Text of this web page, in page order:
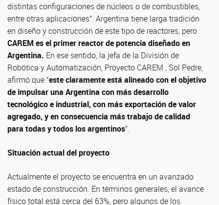
distintas configuraciones de núcleos o de combustibles,
entre otras aplicaciones”. Argentina tiene larga tradición
en diseño y construcción de este tipo de reactores, pero
CAREM es el primer reactor de potencia diseñado en
Argentina. En ese sentido, la jefa de la División de
Robótica y Automatización, Proyecto CAREM , Sol Pedre,
afirmó que “este claramente está alineado con el objetivo
de impulsar una Argentina con más desarrollo
tecnológico e industrial, con más exportación de valor
agregado, y en consecuencia más trabajo de calidad
para todas y todos los argentinos”.
Situación actual del proyecto
Actualmente el proyecto se encuentra en un avanzado
estado de construcción. En términos generales, el avance
físico total está cerca del 63%, pero algunos de los